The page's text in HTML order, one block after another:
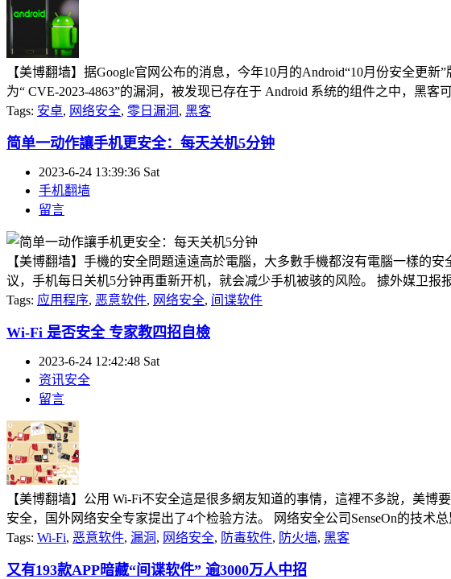
【美博翻墙】据Google官网公布的消息，今年10月的Android“10月份安全更
为“ CVE-2023-4863”的漏洞，被发现已存在于 Android 系统的组件之中，黑
Tags: 安卓, 网络安全, 零日漏洞 , 黑客
简单一动作讓手机更安全：每天关机5分钟
2023-6-24 13:39:36 Sat
手机翻墙
留言
【美博翻墙】手機的安全問題遠遠高於電腦，大多數手機都沒有電腦一樣的
议，手机每日关机5分钟再重新开机，就会减少手机被骇的风险。 據外媒卫报
Tags: 应用程序, 恶意软件, 网络安全, 间谍软件
Wi-Fi 是否安全 专家教四招自檢
2023-6-24 12:42:48 Sat
资讯安全
留言
【美博翻墙】公用 Wi-Fi不安全這是很多網友知道的事情，這裡不多說，美
安全，国外网络安全专家提出了4个检验方法。 网络安全公司SenseOn的技术
Tags: Wi-Fi, 恶意软件, 漏洞 , 网络安全, 防毒软件, 防火墙, 黑客
又有193款APP暗藏“间谍软件” 逾3000万人中招